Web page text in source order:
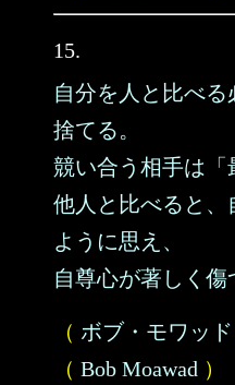
15.
自分を人と比べ
捨てる。
競い合う相手は「
他人と比べると、
ように思え、
自尊心が著しく傷
（ ボブ・モワッド
（ Bob Moawad ）